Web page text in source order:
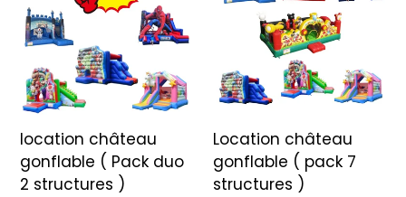
location château
gonflable ( Pack duo
2 structures )
Location château
gonflable ( pack 7
structures )